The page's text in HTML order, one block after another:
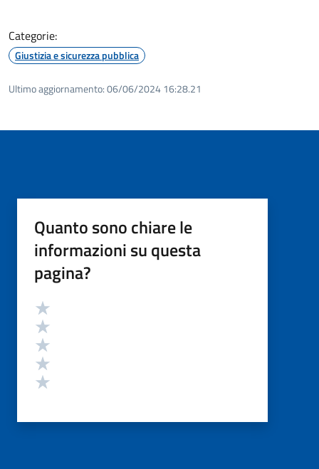
Categorie:
Giustizia e sicurezza pubblica
Ultimo aggiornamento:06/06/2024 16:28.21
Quanto sono chiare le
informazioni su questa
pagina?
Valutazione